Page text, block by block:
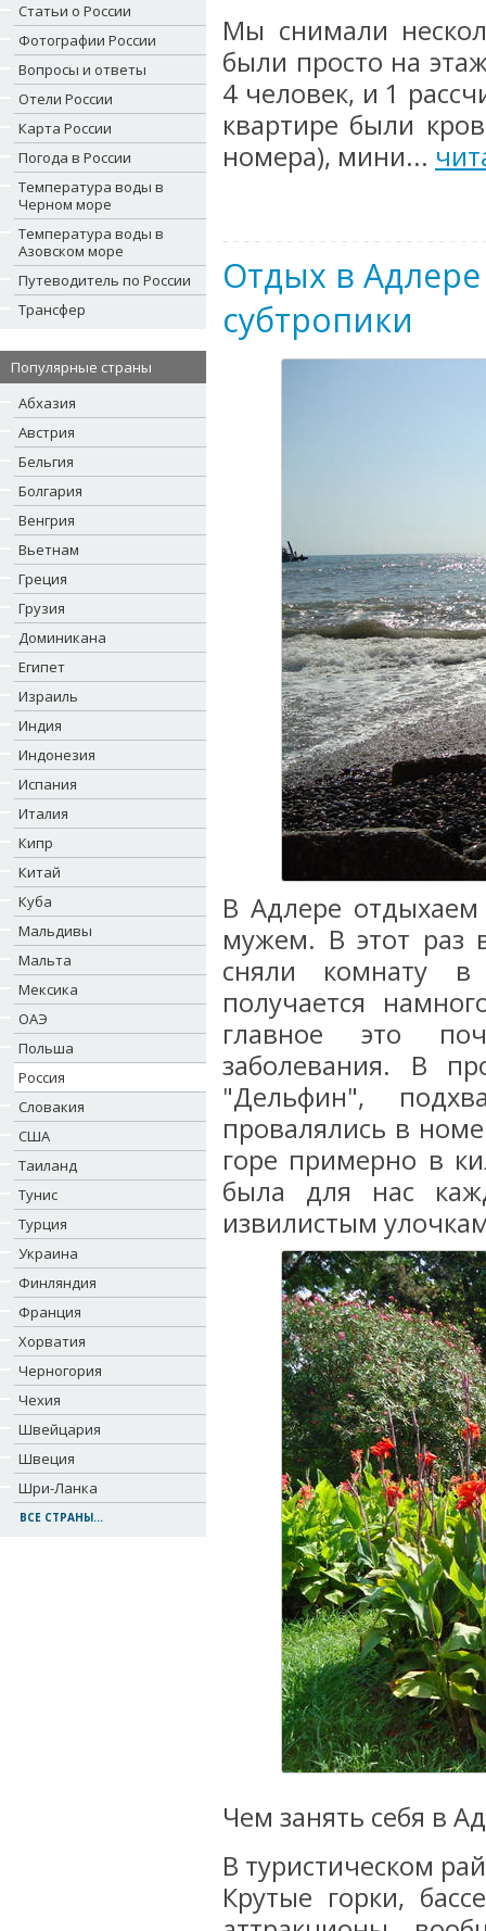
Статьи о России
Фотографии России
Вопросы и ответы
Отели России
Карта России
Погода в России
Температура воды в
Черном море
Температура воды в
Азовском море
Путеводитель по России
Трансфер
Популярные страны
Абхазия
Австрия
Бельгия
Болгария
Венгрия
Вьетнам
Греция
Грузия
Доминикана
Египет
Израиль
Индия
Индонезия
Испания
Италия
Кипр
Китай
Куба
Мальдивы
Мальта
Мексика
ОАЭ
Польша
Россия
Словакия
США
Таиланд
Тунис
Турция
Украина
Финляндия
Франция
Хорватия
Черногория
Чехия
Швейцария
Швеция
Шри-Ланка
ВСЕ СТРАНЫ...
Мы снимали
были просто на
4 человек, и 1
квартире были
номера), мини...
Отдых в Адлере
субтропики
В Адлере
мужем. В этот раз
сняли комнату в
получается
главное это
заболевания. В
"Дельфин",
провалялись в
горе примерно в
была для нас
извилистым
Чем занять себя в
В туристическом
Крутые горки,